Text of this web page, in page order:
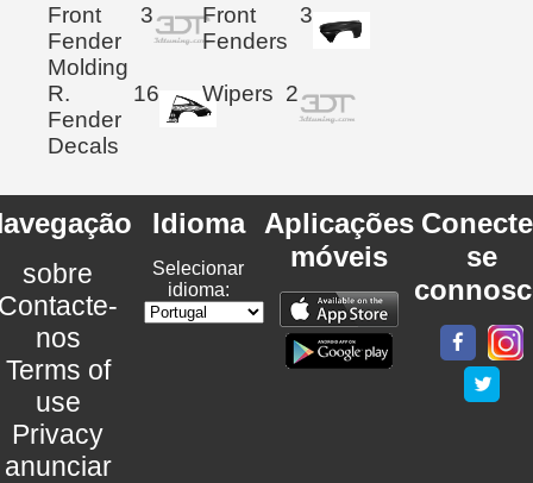
Front
Fender
Molding
3
Front
Fenders
3
R.
Fender
Decals
16 Wipers 2
sobre
nos
Terms of
use
Privacy
anunciar
Idioma
Selecionar
idioma:
Aplicações
móveis
se